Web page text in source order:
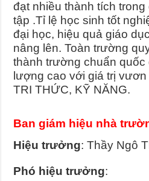
đạt nhiều thành tích
tập .Tỉ lệ học sinh tốt
đại học, hiệu quả giáo
nâng lên. Toàn trường
thành trường chuẩn
lượng cao với giá trị
TRI THỨC, KỸ NĂNG.
Ban giám hiệu nhà
Hiệu trưởng: Thầy Ngô
Phó hiệu trưởng: